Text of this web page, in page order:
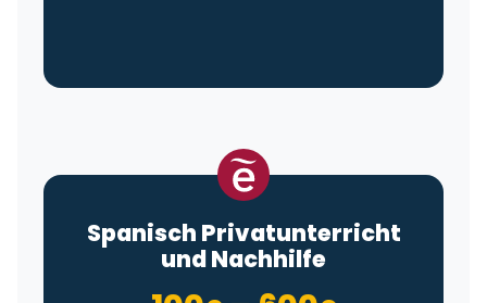
Spanisch Privatunterricht
und Nachhilfe